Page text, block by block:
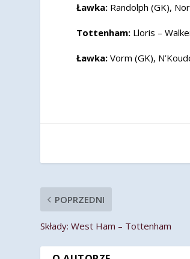
Ławka: Randolph (GK),
Tottenham: Lloris –
Ławka: Vorm (GK),
POPRZEDNI
Składy: West Ham – Tottenham